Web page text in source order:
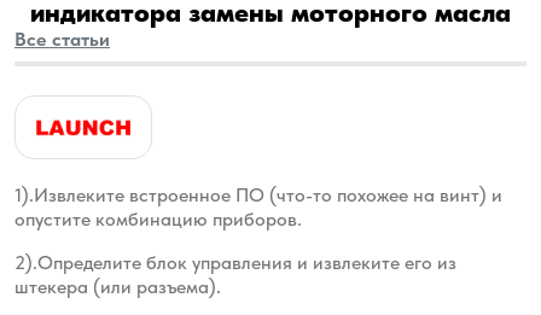
Все статьи
индикатора замены моторного масла
1).Извлеките встроенное ПО (что-то похожее на винт) и
опустите комбинацию приборов.
2).Определите блок управления и извлеките его из
штекера (или разъема).